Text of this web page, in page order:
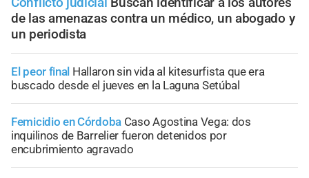
de las amenazas contra un médico, un abogado y
un periodista
El peor final Hallaron sin vida al kitesurfista que era
buscado desde el jueves en la Laguna Setúbal
Femicidio en Córdoba Caso Agostina Vega: dos
inquilinos de Barrelier fueron detenidos por
encubrimiento agravado